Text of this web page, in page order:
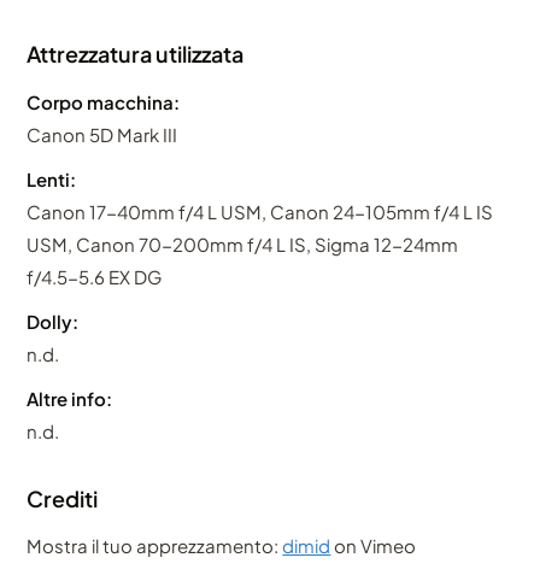
Attrezzatura utilizzata
Corpo macchina:
Canon 5D Mark III
Lenti:
Canon 17-40mm f/4 L USM, Canon 24-105mm f/4 L IS
USM, Canon 70-200mm f/4 L IS, Sigma 12-24mm
f/4.5-5.6 EX DG
Dolly:
n.d.
Altre info:
n.d.
Crediti
Mostra il tuo apprezzamento:dimid on Vimeo